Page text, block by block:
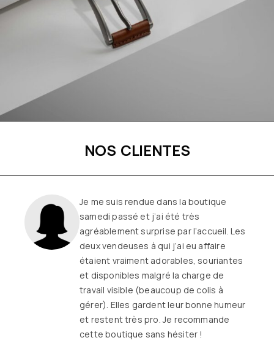
NOS CLIENTES
Je me suis rendue dans la boutique
samedi passé et j’ai été très
agréablement surprise par l’accueil. Les
deux vendeuses à qui j’ai eu affaire
étaient vraiment adorables, souriantes
et disponibles malgré la charge de
travail visible (beaucoup de colis à
gérer). Elles gardent leur bonne humeur
et restent très pro. Je recommande
cette boutique sans hésiter !